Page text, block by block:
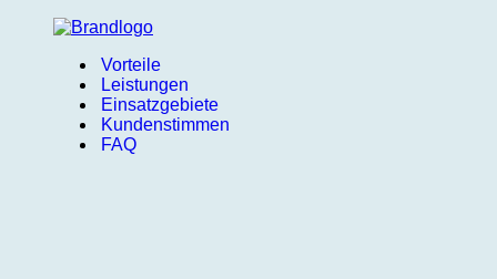
Vorteile
Leistungen
Einsatzgebiete
Kundenstimmen
FAQ